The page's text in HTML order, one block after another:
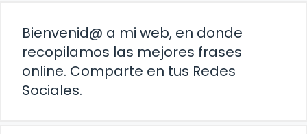
Bienvenid@ a mi web, en donde
recopilamos las mejores frases
online. Comparte en tus Redes
Sociales.